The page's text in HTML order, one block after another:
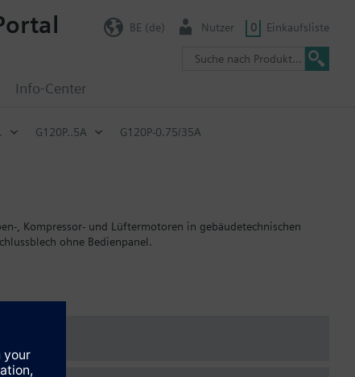
Info-Center
BE (de) Nutzer 0 Einkaufsliste
G120P..5A G120P-0.75/35A
, Kompressor- und Lüftermotoren in gebäudetechnischen
ohne Bedienpanel.